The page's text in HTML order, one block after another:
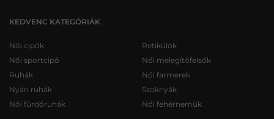
KEDVENC KATEGÓRIÁK
Női cipők
Női sportcipő
Ruhák
Nyári ruhák
Női fürdőruhák
Retikülök
Női melegítőfelsők
Női farmerek
Szoknyák
Női fehérneműk